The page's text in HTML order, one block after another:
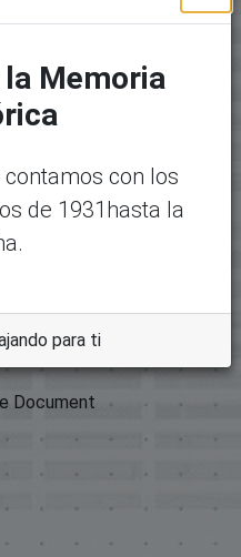
LEy sobre
de
y Hemoterapia
Document
Desc
la Memoria
con los
de 1931hasta la
para ti